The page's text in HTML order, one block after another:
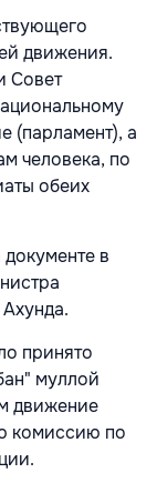
движения.
Совет
(парламент), а
человека, по
обеих
в
принято
муллой
движение
комиссию по